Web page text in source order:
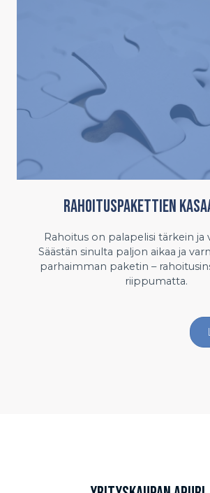
Rahoituspakettien
Rahoitus on palapelisi tärkein ja
Säästän sinulta paljon aikaa ja
parhaimman paketin –
riippumatta.